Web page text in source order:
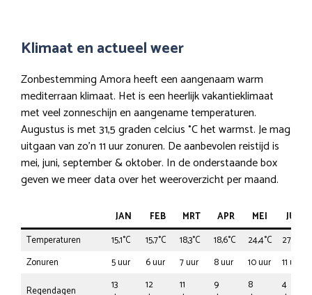
Klimaat en actueel weer
Zonbestemming Amora heeft een aangenaam warm
mediterraan klimaat. Het is een heerlijk vakantieklimaat
met veel zonneschijn en aangename temperaturen.
Augustus is met 31,5 graden celcius °C het warmst. Je mag
uitgaan van zo’n 11 uur zonuren. De aanbevolen reistijd is
mei, juni, september & oktober. In de onderstaande box
geven we meer data over het weeroverzicht per maand.
JAN FEB MRT APR MEI
JUN
Temperaturen
15,1°C 15,7°C 18,3°C 18,6°C 24,4°C
27,1°C
Zonuren
5 uur 6 uur 7 uur 8 uur 10 uur
11 uur
Regendagen
13
12
11
9
8
4